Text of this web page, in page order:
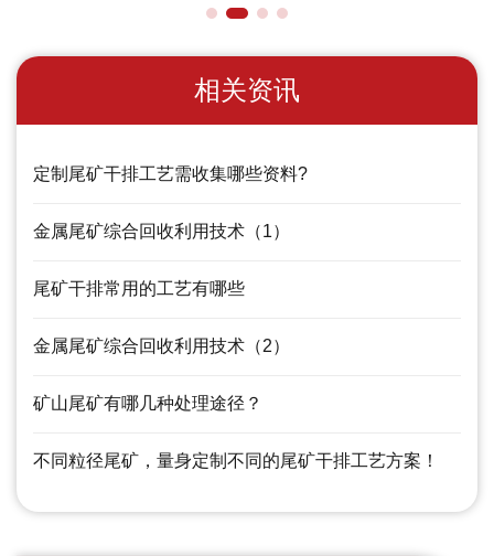
相关资讯
定制尾矿干排工艺需收集哪些资料?
金属尾矿综合回收利用技术（1）
尾矿干排常用的工艺有哪些
金属尾矿综合回收利用技术（2）
矿山尾矿有哪几种处理途径？
不同粒径尾矿，量身定制不同的尾矿干排工艺方案！